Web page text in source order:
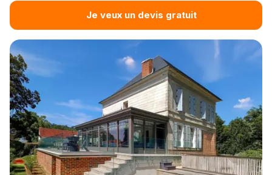
Je veux un devis gratuit